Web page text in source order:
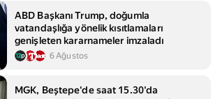
ABD Başkanı Trump, doğumla
vatandaşlığa yönelik kısıtlamaları
genişleten kararnameler imzaladı
6 Ağustos
MGK, Beştepe'de saat 15.30'da